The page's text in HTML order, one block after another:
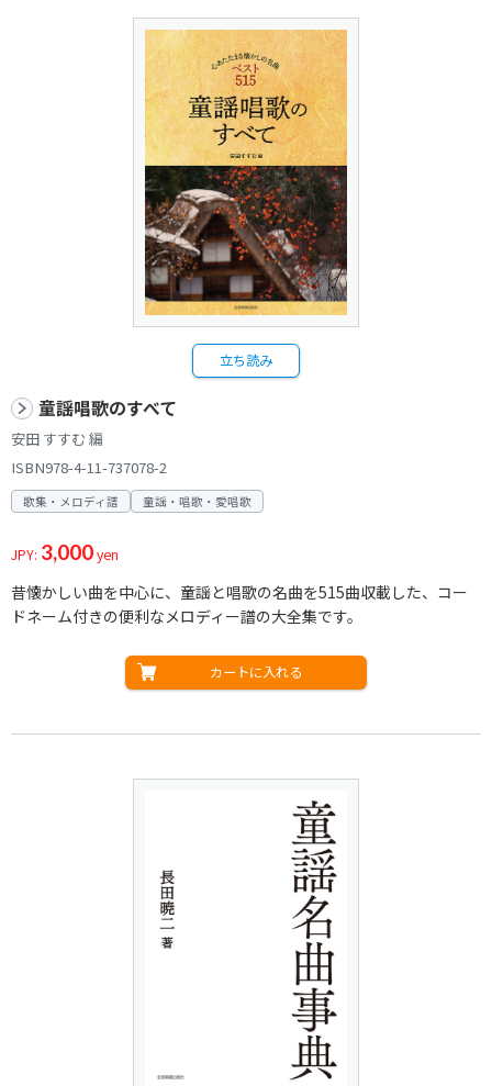
立ち読み
童謡唱歌のすべて
安田 すすむ 編
ISBN978-4-11-737078-2
歌集・メロディ譜 童謡・唱歌・愛唱歌
JPY: 3,000yen
昔懐かしい曲を中心に、童謡と唱歌の名曲を515曲収載した、コー
ドネーム付きの便利なメロディー譜の大全集です。
カートに入れる